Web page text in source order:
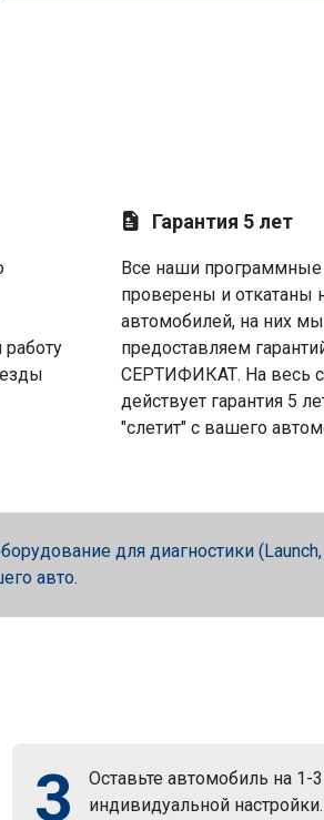
Гарантия 5 лет
Все наши
проверены и откатаны
автомобилей, на них мы
предоставляем
СЕРТИФИКАТ. На весь
действует гарантия 5
"слетит" с вашего
для диагностики
авто.
3
Оставьте автомобиль на 1-
индивидуальной настройки.